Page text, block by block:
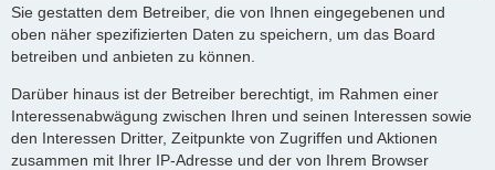
Sie gestatten dem Betreiber, die von Ihnen eingegebenen und
oben näher spezifizierten Daten zu speichern, um das Board
betreiben und anbieten zu können.
Darüber hinaus ist der Betreiber berechtigt, im Rahmen einer
Interessenabwägung zwischen Ihren und seinen Interessen sowie
den Interessen Dritter, Zeitpunkte von Zugriffen und Aktionen
zusammen mit Ihrer IP-Adresse und der von Ihrem Browser